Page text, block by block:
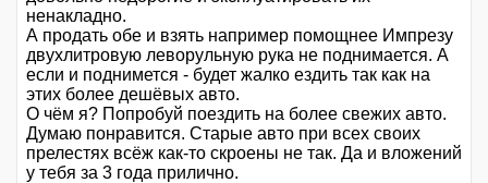
ненакладно.
А продать обе и взять например помощнее Импрезу
двухлитровую леворульную рука не поднимается. А
если и поднимется - будет жалко ездить так как на
этих более дешёвых авто.
О чём я? Попробуй поездить на более свежих авто.
Думаю понравится. Старые авто при всех своих
прелестях всёж как-то скроены не так. Да и вложений
у тебя за 3 года прилично.